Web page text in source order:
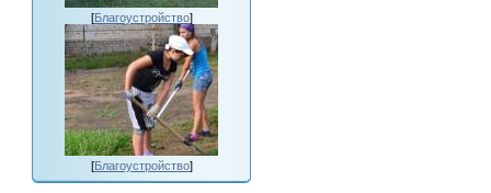
[Благоустройство]
[Благоустройство]